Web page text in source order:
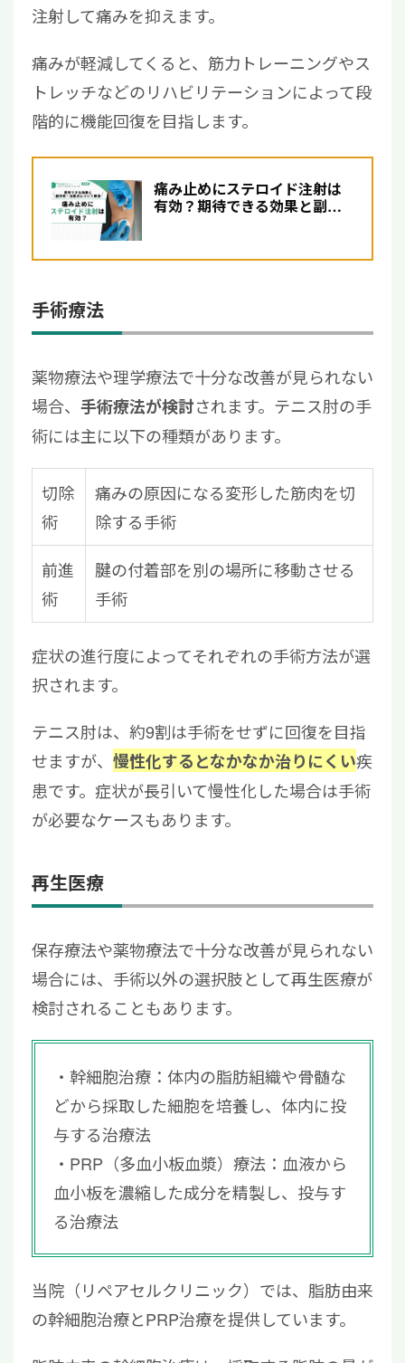
注射して痛みを抑えます。
痛みが軽減してくると、筋力トレーニングやス
トレッチなどのリハビリテーションによって段
階的に機能回復を目指します。
痛み止めにステロイド注射は
有効？期待できる効果と副作
手術療法
薬物療法や理学療法で十分な改善が見られない
場合、 手術療法が検討されます。テニス肘の手
術には主に以下の種類があります。
切除
術
痛みの原因になる変形した筋肉を切
除する手術
前進
術
腱の付着部を別の場所に移動させる
手術
症状の進行度によってそれぞれの手術方法が選
択されます。
テニス肘は、約9割は手術をせずに回復を目指
せますが、 慢性化するとなかなか治りにくい疾
患です。症状が長引いて慢性化した場合は手術
が必要なケースもあります。
再生医療
保存療法や薬物療法で十分な改善が見られない
場合には、手術以外の選択肢として再生医療が
検討されることもあります。
幹細胞治療：体内の脂肪組織や骨髄な
どから採取した細胞を培養し、体内に投
与する治療法
PRP（多血小板血漿）療法：血液から
血小板を濃縮した成分を精製し、投与す
る治療法
当院（リペアセルクリニック）では、脂肪由来
の幹細胞治療とPRP治療を提供しています。